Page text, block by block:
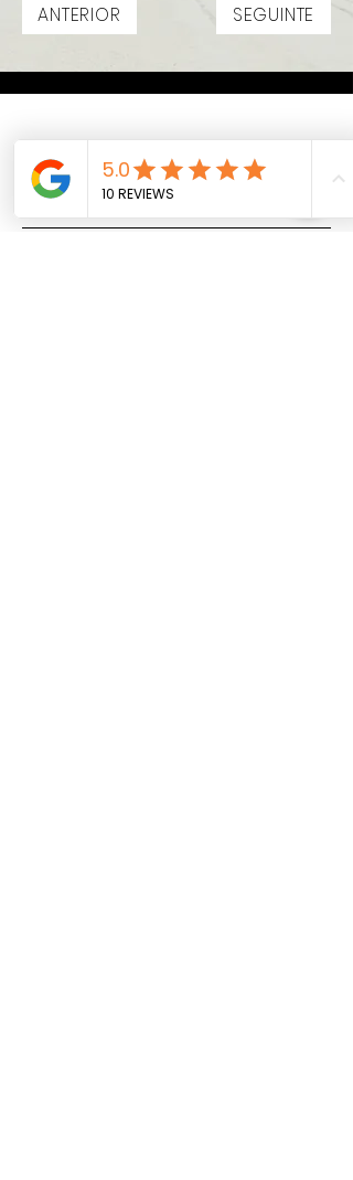
ANTERIOR SEGUINTE
Siga-me no Instagram
ana.arizabaleta